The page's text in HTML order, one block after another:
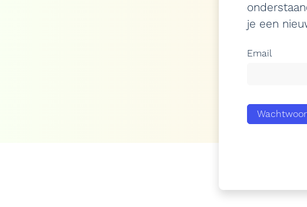
je een
Email